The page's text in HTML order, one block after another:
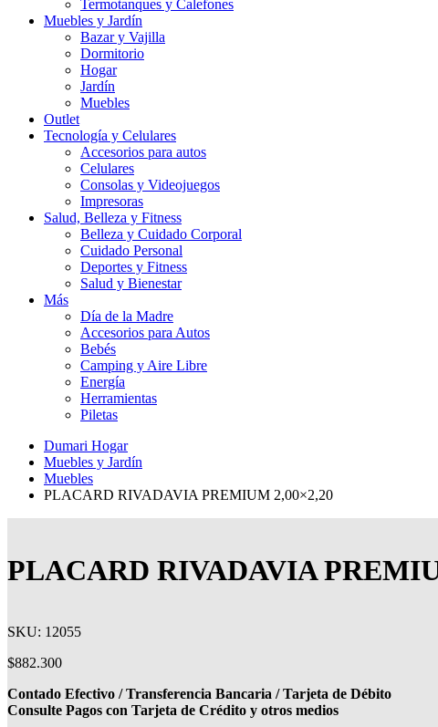
Termotanques y Calefones
Muebles y Jardín
Bazar y Vajilla
Dormitorio
Hogar
Jardín
Muebles
Outlet
Tecnología y Celulares
Accesorios para autos
Celulares
Consolas y Videojuegos
Impresoras
Salud, Belleza y Fitness
Belleza y Cuidado Corporal
Cuidado Personal
Deportes y Fitness
Salud y Bienestar
Más
Día de la Madre
Accesorios para Autos
Bebés
Camping y Aire Libre
Energía
Herramientas
Piletas
Dumari Hogar
Muebles y Jardín
Muebles
PLACARD RIVADAVIA PREMIUM 2,00×2,20
PLACARD RIVADAVIA
SKU: 12055
$882.300
Contado Efectivo / Transferencia Bancaria / Tarjeta de Débito
Consulte Pagos con Tarjeta de Crédito y otros medios